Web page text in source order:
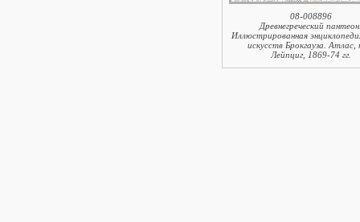
08-008896
Древнегреческий
Иллюстрированная
искусств Брокгауза. Атлас,
Лейпциг, 1869-74 гг.